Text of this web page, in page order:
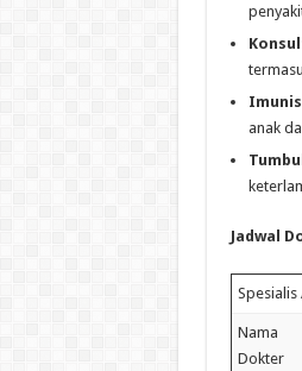
anak
Jadwal
Spesialis
Nama
Dokter